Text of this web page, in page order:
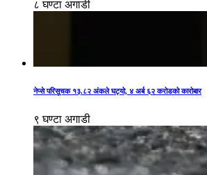
८ घण्टा अगाडी
नेप्से परिसूचक १३.८२ अंकले घट्यो, ४ अर्ब ६२ करोडको कारोबार
९ घण्टा अगाडी